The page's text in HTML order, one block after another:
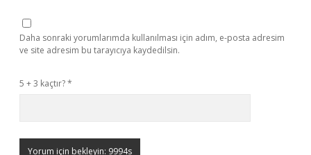
Daha sonraki yorumlarımda kullanılması için adım, e-posta adresim
ve site adresim bu tarayıcıya kaydedilsin.
5 + 3 kaçtır?*